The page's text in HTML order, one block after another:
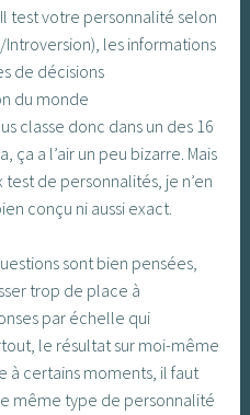
. Il test votre personnalité selon
Introversion), les informations
de décisions
du monde
classe donc dans un des 16
ça a l’air un peu bizarre. Mais
de personnalités, je n’en
conçu ni aussi exact.
sont bien pensées,
trop de place à
par échelle qui
le résultat sur moi-même
à certains moments, il faut
même type de personnalité